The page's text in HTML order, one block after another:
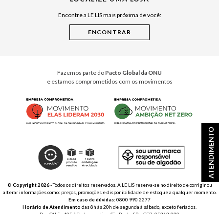
ATENDIMENTO
Cuidados CasaEncontre a LE LIS mais próxima de você:
Fazemos parte do Pacto Global da ONU
e estamos comprometidos com os movimentos
© Copyright 2026- Todos os direitos reservados. A LE LIS reserva-se no direito de corrigir ou
alterar informações como: preços, promoções e disponibilidade de estoque a qualquer momento.
Em caso de dúvidas: 0800 990 2277
Horário de Atendimento das 8h às 20h de segunda à sábado, exceto feriados.
Rua Othão 405, Vila Leopoldina, São Paulo, SP – CEP: 05313-020